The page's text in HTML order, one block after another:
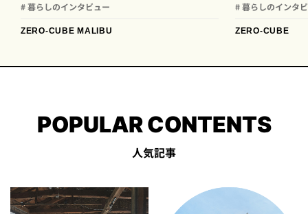
# 暮らしのインタビュー
ZERO-CUBE MALIBU
# 暮らしのインタ
ZERO-CUBE
POPULAR CONTENTS
人気記事